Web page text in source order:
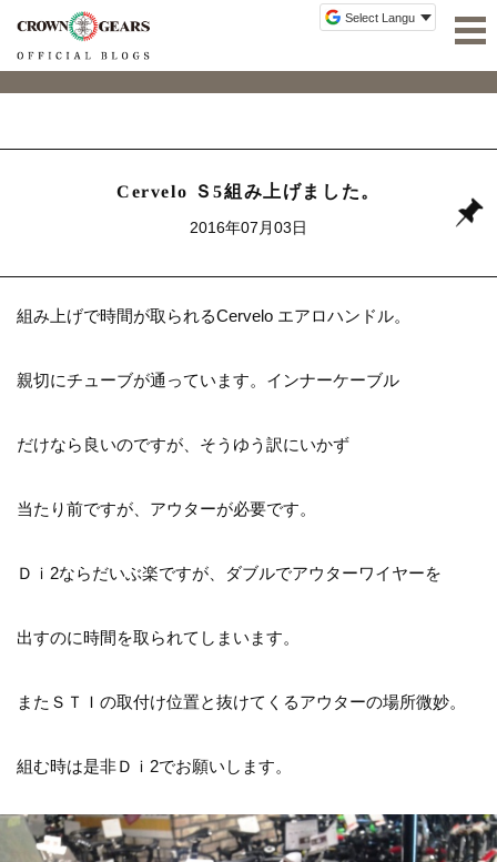
Cervelo Ｓ5組み上げました。
2016年07月03日
組み上げで時間が取られるCervelo エアロハンドル。
親切にチューブが通っています。インナーケーブル
だけなら良いのですが、そうゆう訳にいかず
当たり前ですが、アウターが必要です。
Ｄｉ2ならだいぶ楽ですが、ダブルでアウターワイヤーを
出すのに時間を取られてしまいます。
またＳＴＩの取付け位置と抜けてくるアウターの場所微妙。
組む時は是非Ｄｉ2でお願いします。